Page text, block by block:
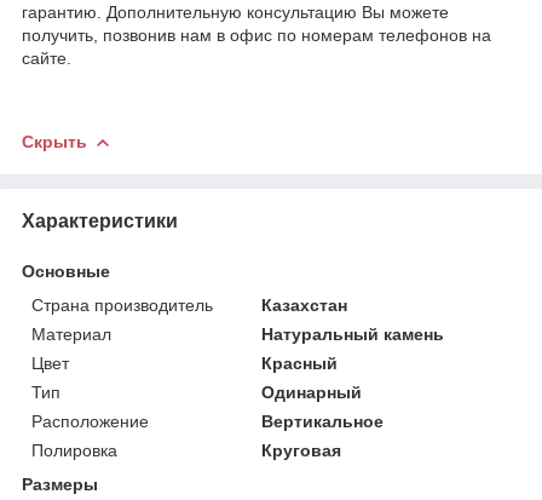
гарантию. Дополнительную консультацию Вы можете
получить, позвонив нам в офис по номерам телефонов на
сайте.
Скрыть
Характеристики
Основные
Страна производитель
Казахстан
Материал
Натуральный камень
Цвет
Красный
Тип
Одинарный
Расположение
Вертикальное
Полировка
Круговая
Размеры